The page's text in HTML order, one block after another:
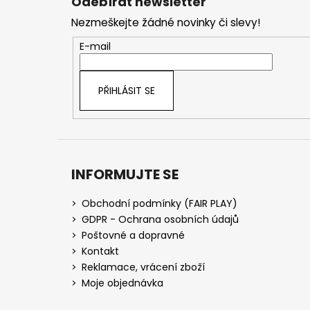
Nezmeškejte žádné novinky či slevy!
E-mail
PŘIHLÁSIT SE
INFORMUJTE SE
Obchodní podmínky (FAIR PLAY)
GDPR - Ochrana osobních údajů
Poštovné a dopravné
Kontakt
Reklamace, vrácení zboží
Moje objednávka